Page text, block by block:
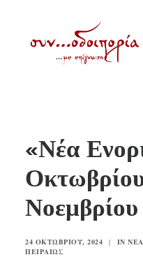
ΘΕΜΑΤΟΛΟΓΙΑ
ΑΝΑΚΟΙΝΩΣΕΙΣ
ΕΝΟΡΙΑ ΕΝ ΔΡΑΣΕΙ
ΕΥΑΓΓΕΛΙΣΤΡΙΑ ΠΕΙΡΑΙΏΣ
VIDEO
«Νέα
24 ΟΚΤΩΒΡΊΟΥ, 2024 | IN
ΠΕΙΡΑΙΏΣ